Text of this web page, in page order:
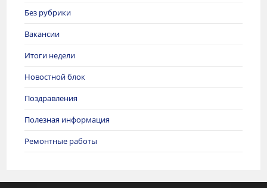
Без рубрики
Вакансии
Итоги недели
Новостной блок
Поздравления
Полезная информация
Ремонтные работы